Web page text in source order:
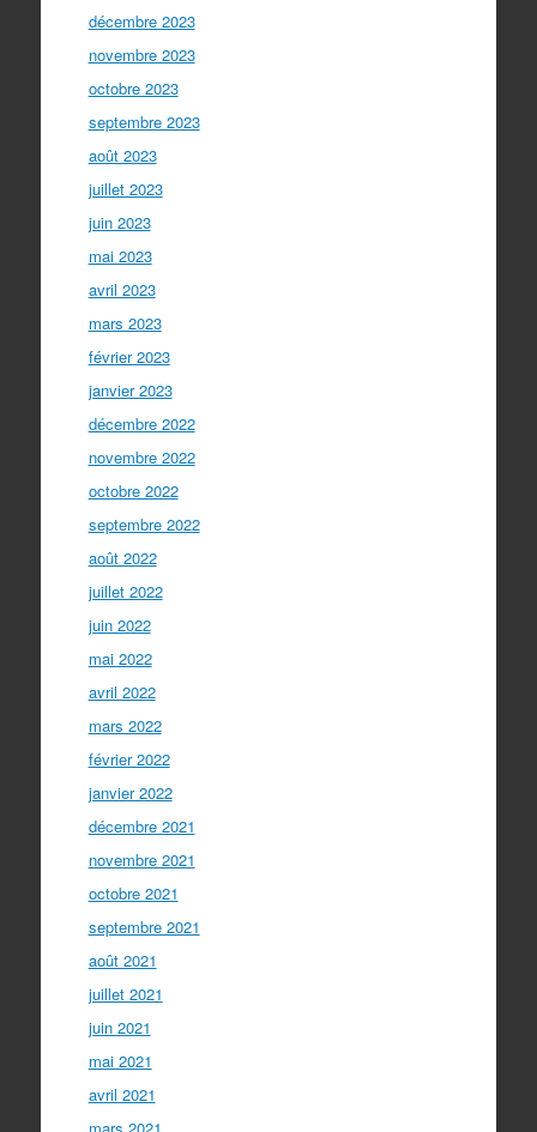
décembre 2023
novembre 2023
octobre 2023
septembre 2023
août 2023
juillet 2023
juin 2023
mai 2023
avril 2023
mars 2023
février 2023
janvier 2023
décembre 2022
novembre 2022
octobre 2022
septembre 2022
août 2022
juillet 2022
juin 2022
mai 2022
avril 2022
mars 2022
février 2022
janvier 2022
décembre 2021
novembre 2021
octobre 2021
septembre 2021
août 2021
juillet 2021
juin 2021
mai 2021
avril 2021